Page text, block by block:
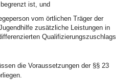
ist, und
vom örtlichen Träger der
zusätzliche Leistungen in
Qualifizierungszuschlags
die Voraussetzungen der §§ 23